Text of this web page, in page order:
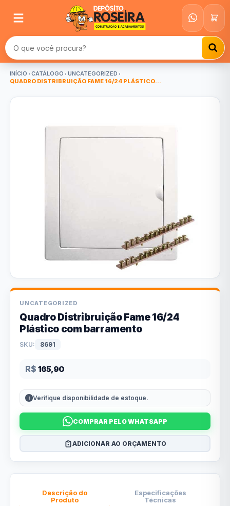
Buscar produtos
INÍCIO CATÁLOGO
UNCATEGORIZED
QUADRO DISTRIBRUIÇÃO FAME 16/24 PLÁSTICO...
UNCATEGORIZED
Quadro Distribruição Fame 16/24
Plástico com barramento
SKU: 8691
R$ 165,90
Verifique disponibilidade de estoque.
COMPRAR PELO WHATSAPP
ADICIONAR AO ORÇAMENTO
Descrição do
Produto
Especificações
Técnicas